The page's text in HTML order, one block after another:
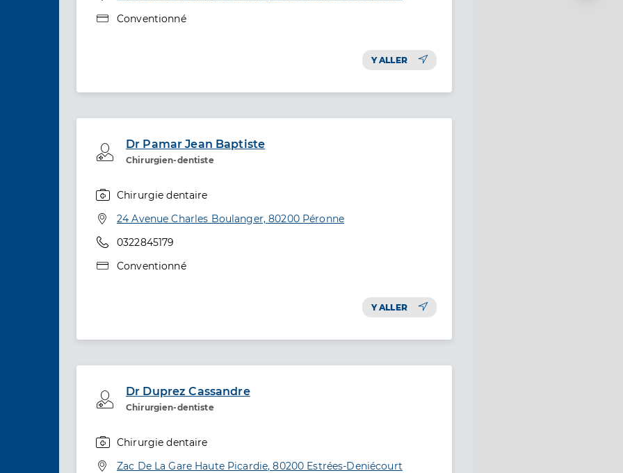
Type de convention
Conventionné
Y ALLER
Dr Pamar Jean Baptiste
Chirurgien-dentiste
Professionel de santé
Chirurgie dentaire
Adresse
24 Avenue Charles Boulanger, 80200 Péronne
Téléphone
0322845179
Type de convention
Conventionné
Y ALLER
Dr Duprez Cassandre
Chirurgien-dentiste
Professionel de santé
Chirurgie dentaire
Adresse
Zac De La Gare Haute Picardie, 80200 Estrées-Deniécourt